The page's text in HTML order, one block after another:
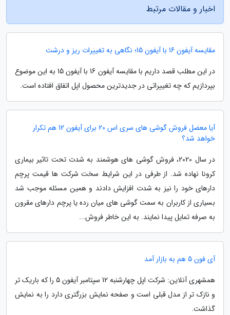
اخبار و مقالات مرتبط
مقایسه آیفون 16 با آیفون 15؛ نگاهی به تغییرات ریز و درشت
در این مطلب قصد داریم با مقایسه آیفون 16 با آیفون 15 به این موضوع
بپردازیم که چه تغییراتی در جدیدترین محصول اپل اتفاق افتاده است.
آیا معضل فروش گوشی های سری اس 20 برای آیفون 12 هم تکرار
خواهد شد؟
در سال 2020، فروش گوشی های هوشمند به شدت تحت تاثیر بیماری
کرونا نهاده شد. از طرفی در این شرایط سخت شرکت ها قیمت پرچم
دارهای خود را نیز به شدت افزایش دادند و همین مسئله موجب شد
بسیاری از کاربران به سمت گوشی های میان رده یا پرچم دارهای مقرون
به صرفه تمایل پیدا نمایند. به این خاطر فروش...
آی فون 5 هم به بازار آمد
همشهری آنلاین: شرکت اپل چهارشنبه 12 سپتامبر آیفون 5 را که باریک تر
و نازک تر از مدل قبلی است و صفحه نمایش بزرگتری دارد را به نمایش
گذاشت.